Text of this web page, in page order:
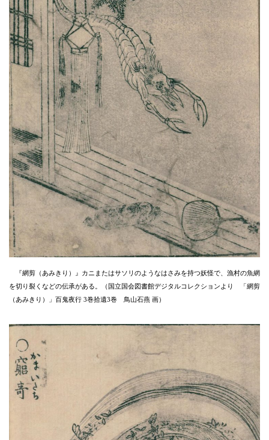
『網剪（あみきり）』カニまたはサソリのようなはさみを持つ妖怪で、漁村の魚網
を切り裂くなどの伝承がある。（国立国会図書館デジタルコレクションより 「網剪
（あみきり）」百鬼夜行 3巻拾遺3巻 鳥山石燕 画）